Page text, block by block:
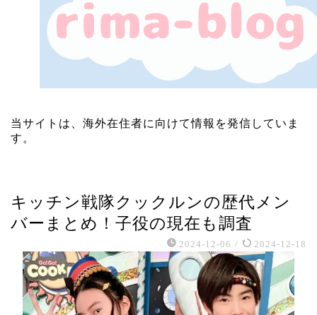
当サイトは、海外在住者に向けて情報を発信していま
す。
キッチン戦隊クックルンの歴代メン
バーまとめ！子役の現在も調査
2024-12-06 / 2024-12-18